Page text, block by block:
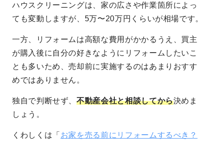
ハウスクリーニングは、家の広さや作業箇所によっ
ても変動しますが、5万〜20万円くらいが相場です。
一方、リフォームは高額な費用がかかるうえ、買主
が購入後に自分の好きなようにリフォームしたいこ
とも多いため、売却前に実施するのはあまりおすす
めではありません。
独自で判断せず、不動産会社と相談してから決めま
しょう。
くわしくは「 お家を売る前にリフォームするべき？